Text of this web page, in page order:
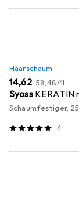
Haarschaum
EUR
14,62 EUR
58,48/1l
Syoss KERATIN
Schaumfestiger,
4